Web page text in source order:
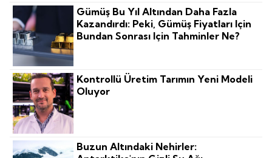
Gümüş Bu Yıl Altından Daha Fazla
Kazandırdı: Peki, Gümüş Fiyatları Için
Bundan Sonrası Için Tahminler Ne?
Kontrollü Üretim Tarımın Yeni Modeli
Oluyor
Buzun Altındaki Nehirler: